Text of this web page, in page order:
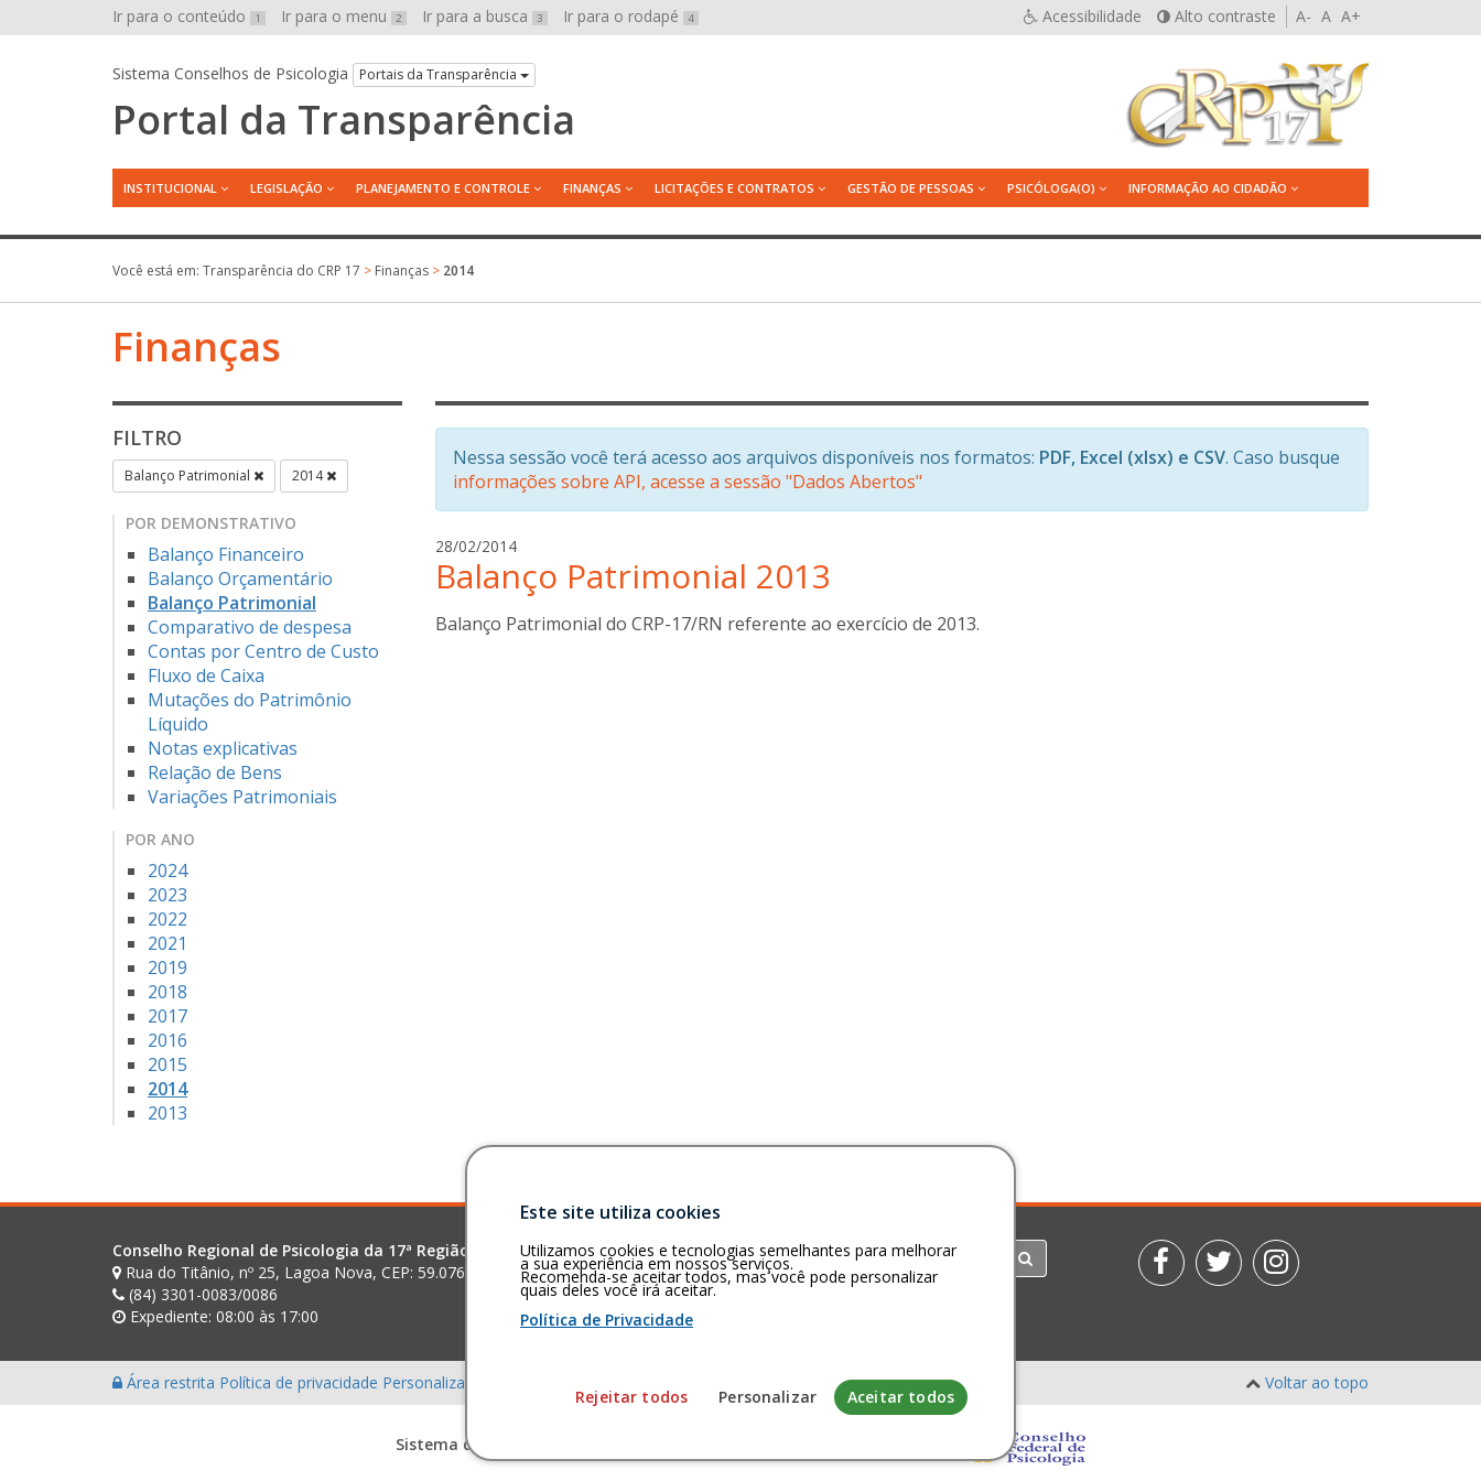
Ir para o conteúdo 1 Ir para o menu 2 Ir para a busca 3 Ir para o rodapé 4 Acessibilidade Alto contraste A- A A+
Sistema Conselhos de Psicologia Portais da Transparência
Portal da Transparência
INSTITUCIONAL LEGISLAÇÃO PLANEJAMENTO E CONTROLE FINANÇAS LICITAÇÕES E CONTRATOS GESTÃO DE PESSOAS PSICÓLOGA(O) INFORMAÇÃO AO CIDADÃO
Você está em: Transparência do CRP 17 > Finanças > 2014
Finanças
FILTRO
Balanço Patrimonial 2014
POR DEMONSTRATIVO
Balanço Financeiro
Balanço Orçamentário
Balanço Patrimonial
Comparativo de despesa
Contas por Centro de Custo
Fluxo de Caixa
Mutações do Patrimônio
Líquido
Notas explicativas
Relação de Bens
Variações Patrimoniais
POR ANO
2024
2023
2022
2021
2019
2018
2017
2016
2015
2014
2013
Nessa sessão você terá acesso aos arquivos disponíveis nos formatos: PDF, Excel (xlsx) e CSV. Caso busque
informações sobre API, acesse a sessão "Dados Abertos"
28/02/2014a
n
a
b
Balanço Patrimonial 2013
Balanço Patrimonial do CRP-17/RN referente ao exercício de 2013.
Conselho Regional de Psicologia da 17ª Região (RN)
Rua do Titânio, nº 25, Lagoa Nova, CEP: 59.076-020, Natal/RN
(84) 3301-0083/0086
Expediente: 08:00 às 17:00
Buscar
Área restrita Política de privacidade Personalização de cookies Voltar ao topo
Sistema desenvolvido pela Gerência de Tecnologia da Informação do CFP
Este site utiliza cookies
Utilizamos cookies e tecnologias semelhantes para melhorar
a sua experiência em nossos serviços.
Recomenda-se aceitar todos, mas você pode personalizar
quais deles você irá aceitar.
Política de Privacidade
Rejeitar todos Personalizar Aceitar todos